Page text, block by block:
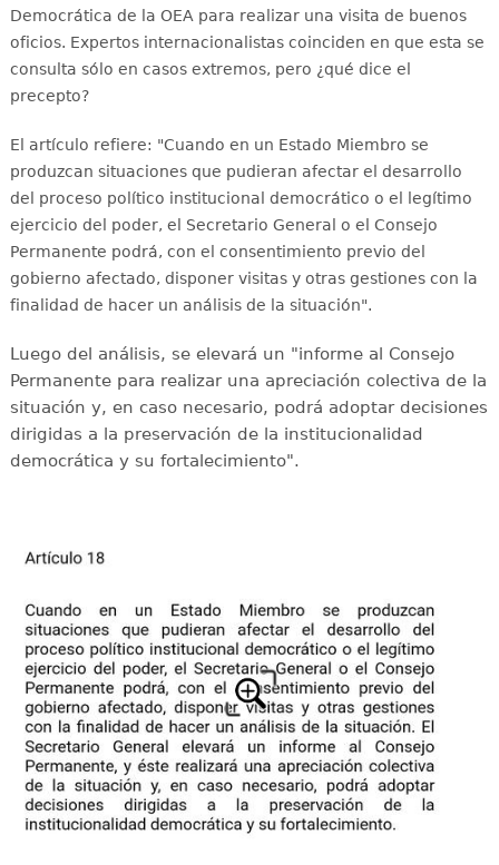
Democrática de la OEA para realizar una visita de buenos
oficios. Expertos internacionalistas coinciden en que esta se
consulta sólo en casos extremos, pero ¿qué dice el
precepto?
El artículo refiere: "Cuando en un Estado Miembro se
produzcan situaciones que pudieran afectar el desarrollo
del proceso político institucional democrático o el legítimo
ejercicio del poder, el Secretario General o el Consejo
Permanente podrá, con el consentimiento previo del
gobierno afectado, disponer visitas y otras gestiones con la
finalidad de hacer un análisis de la situación".
Luego del análisis, se elevará un "informe al Consejo
Permanente para realizar una apreciación colectiva de la
situación y, en caso necesario, podrá adoptar decisiones
dirigidas a la preservación de la institucionalidad
democrática y su fortalecimiento".